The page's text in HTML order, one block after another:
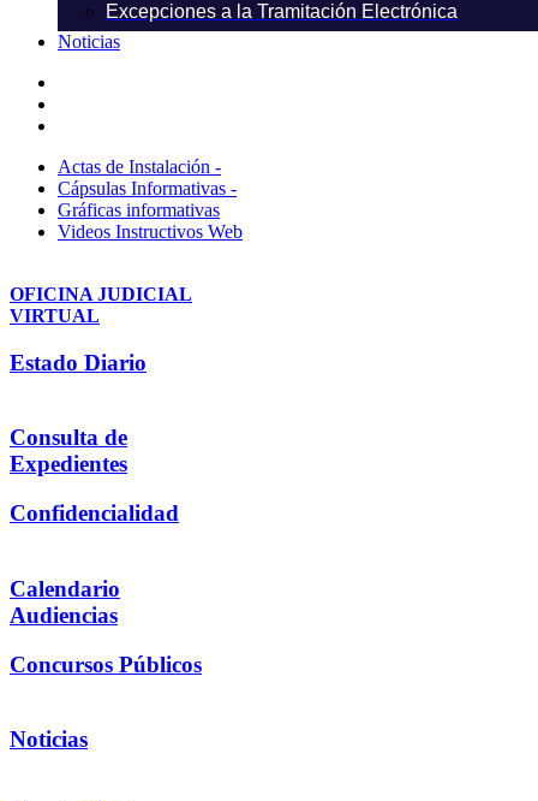
Excepciones a la Tramitación Electrónica
Noticias
Actas de Instalación -
Cápsulas Informativas -
Gráficas informativas
Videos Instructivos Web
OFICINA JUDICIAL
VIRTUAL
Estado Diario
Consulta de
Expedientes
Confidencialidad
Calendario
Audiencias
Concursos Públicos
Noticias